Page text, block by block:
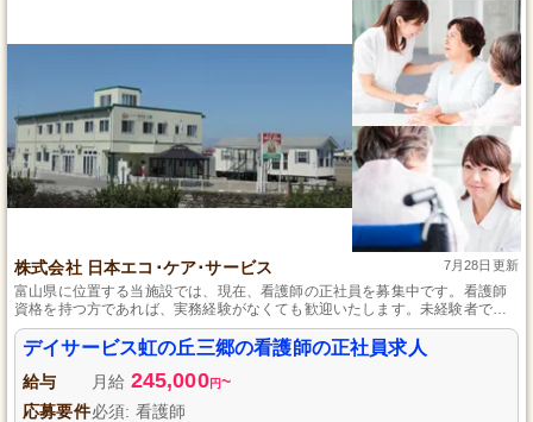
株式会社 日本エコ･ケア･サービス 7月28日更新
富山県に位置する当施設では、現在、看護師の正社員を募集中です。看護師
資格を持つ方であれば、実務経験がなくても歓迎いたします。未経験者でも
安心してスタートできるよう、充実した研修と資格取得支援を提供しており
ます。ご利用者さまの健康管理や服薬指導など、やりがいのある仕事を通じ
て、一緒に笑顔あふれる毎日を支援しませんか。
デイサービス虹の丘三郷の看護師の正社員求人
給与 月給 245,000円~
応募要件必須: 看護師